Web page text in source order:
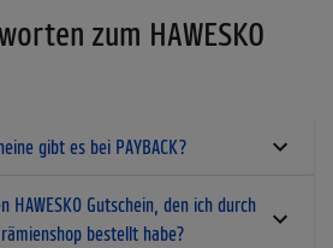
zum HAWESKO
gibt es bei PAYBACK?
HAWESKO Gutschein, den ich durch
bestellt habe?